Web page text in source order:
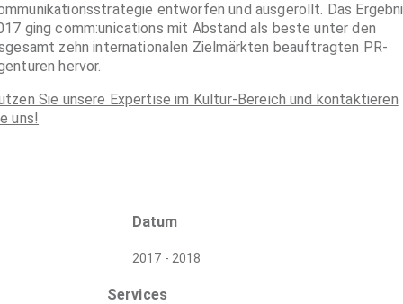
entworfen und ausgerollt. Das
ging comm:unications mit Abstand als beste unter den
zehn internationalen Zielmärkten beauftragten PR-
hervor.
Sie unsere Expertise im Kultur-Bereich und kontaktieren
uns!
Datum
2017 - 2018
Services